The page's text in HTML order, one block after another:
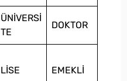
ÜNİVERSİ
TE
DOKTOR
LİSE EMEKLİ